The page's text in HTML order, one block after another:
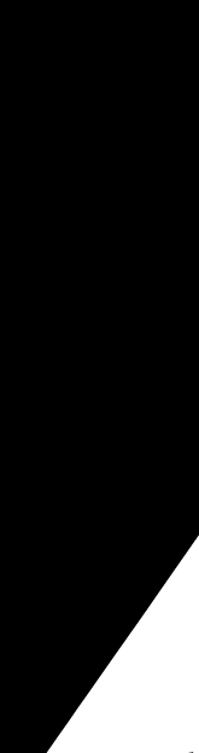
заказа
Качество печати
Выбор
всем, кто